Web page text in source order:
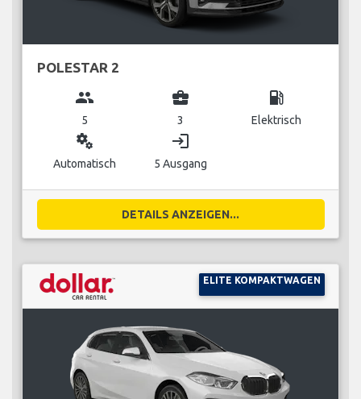
POLESTAR 2
group
5
business_center
3
local_gas_station
Elektrisch
miscellaneous_services
Automatisch
login
5 Ausgang
DETAILS ANZEIGEN...
ELITE KOMPAKTWAGEN